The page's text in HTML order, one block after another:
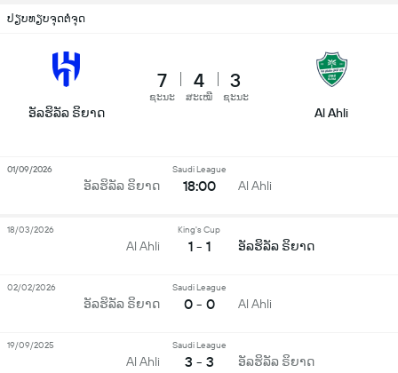
ປຽບທຽບຈຸດຕໍ່ຈຸດ
ອັລຮິລັລ ຣິຍາດ
7
ຊະນະ
4
ສະເໝີ
3
ຊະນະ
Al Ahli
ອັລຮິລັລ ຣິຍາດ
Saudi League
18:00 Al Ahli
01/09/2026
Al Ahli
King's Cup
1 - 1 ອັລຮິລັລ ຣິຍາດ
18/03/2026
ອັລຮິລັລ ຣິຍາດ
Saudi League
0 - 0 Al Ahli
02/02/2026
Al Ahli
Saudi League
3 - 3 ອັລຮິລັລ ຣິຍາດ
19/09/2025